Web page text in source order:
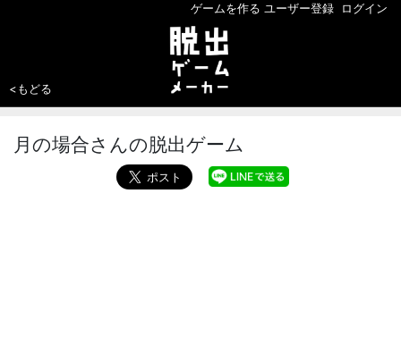
ゲームを作る ユーザー登録 ログイン
<もどる
月の場合さんの脱出ゲーム